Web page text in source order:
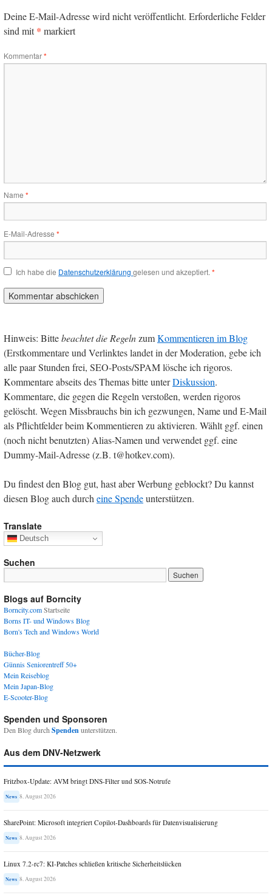
Deine E-Mail-Adresse wird nicht veröffentlicht. Erforderliche Felder
sind mit* markiert
Kommentar*
Name *
E-Mail-Adresse *
Ich habe die Datenschutzerklärung gelesen und akzeptiert. *
Hinweis: Bittebeachtet die RegelnzumKommentieren im Blog
(Erstkommentare und Verlinktes landet in der Moderation, gebe ich
alle paar Stunden frei, SEO-Posts/SPAM lösche ich rigoros.
Kommentare abseits des Themas bitte unterDiskussion.
Kommentare, die gegen die Regeln verstoßen, werden rigoros
gelöscht. Wegen Missbrauchs bin ich gezwungen, Name und E-Mail
als Pflichtfelder beim Kommentieren zu aktivieren. Wählt ggf. einen
(noch nicht benutzten) Alias-Namen und verwendet ggf. eine
Dummy-Mail-Adresse (z.B. t@hotkev.com).
Du findest den Blog gut, hast aber Werbung geblockt? Du kannst
diesen Blog auch durcheine Spendeunterstützen.
Translate
Deutsch
Suchen
Blogs auf Borncity
Borncity.comStartseite
Borns IT- und Windows Blog
Born's Tech and Windows World
Bücher-Blog
Günnis Seniorentreff 50+
Mein Reiseblog
Mein Japan-Blog
E-Scooter-Blog
Spenden und Sponsoren
Den Blog durchSpendenunterstützen.
Aus dem DNV-Netzwerk
Fritzbox-Update: AVM bringt DNS-Filter und SOS-Notrufe
News 8. August 2026
SharePoint: Microsoft integriert Copilot-Dashboards für Datenvisualisierung
News 8. August 2026
Linux 7.2-rc7: KI-Patches schließen kritische Sicherheitslücken
News 8. August 2026